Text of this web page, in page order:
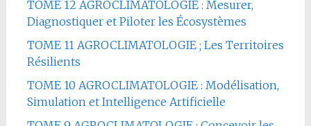
TOME 12 AGROCLIMATOLOGIE : Mesurer,
Diagnostiquer et Piloter les Écosystèmes
TOME 11 AGROCLIMATOLOGIE ; Les Territoires
Résilients
TOME 10 AGROCLIMATOLOGIE : Modélisation,
Simulation et Intelligence Artificielle